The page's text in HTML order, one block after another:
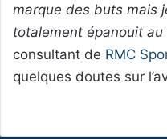
marque des buts mais
totalement épanouit au
consultant de RMC
quelques doutes sur